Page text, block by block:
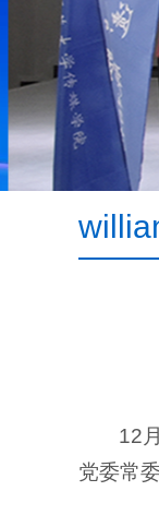
12
党委常